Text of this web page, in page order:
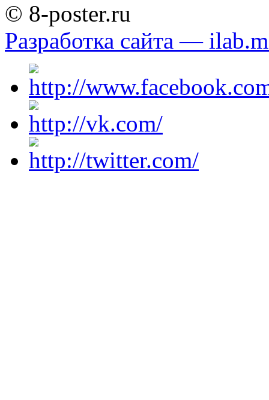
© 8-poster.ru
Разработка сайта —